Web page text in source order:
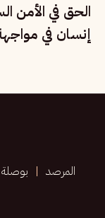
الحق في الأمن
إنسان في
المرصد بوصلة